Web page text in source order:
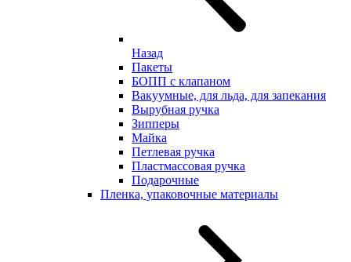
Назад
Пакеты
БОПП с клапаном
Вакуумные, для льда, для запекания
Вырубная ручка
Зипперы
Майка
Петлевая ручка
Пластмассовая ручка
Подарочные
Пленка, упаковочные материалы